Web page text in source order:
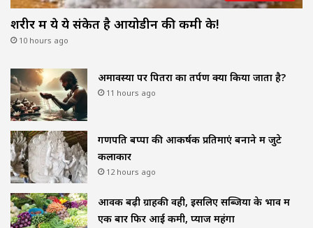
शरीर में ये ये संकेत है आयोडीन की कमी के!
10 hours ago
अमावस्या पर पितरों का तर्पण क्यों किया जाता है?
11 hours ago
गणपति बप्पा की आकर्षक प्रतिमाएं बनाने में जुटे
कलाकार
12 hours ago
आवक बढ़ी ग्राहकी वही, इसलिए सब्जियों के भाव में
एक बार फिर आई कमी, प्याज महंगा